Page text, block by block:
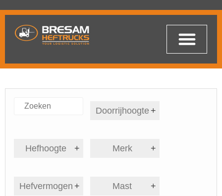
Doorrijhoogte +
Hefhoogte + Merk +
Hefvermogen + Mast +